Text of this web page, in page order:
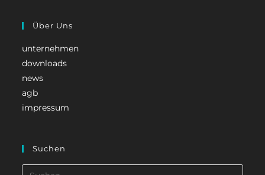
Über Uns
unternehmen
downloads
news
agb
impressum
Suchen